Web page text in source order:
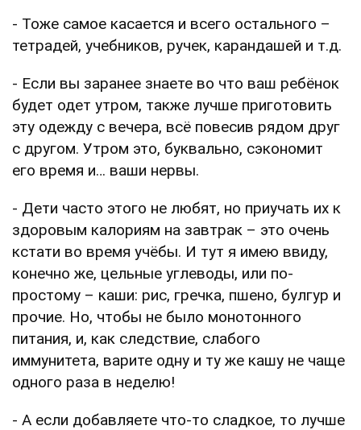
- Тоже самое касается и всего остального –
тетрадей, учебников, ручек, карандашей и т.д.
- Если вы заранее знаете во что ваш ребёнок
будет одет утром, также лучше приготовить
эту одежду с вечера, всё повесив рядом друг
с другом. Утром это, буквально, сэкономит
его время и… ваши нервы.
- Дети часто этого не любят, но приучать их к
здоровым калориям на завтрак – это очень
кстати во время учёбы. И тут я имею ввиду,
конечно же, цельные углеводы, или по-
простому – каши: рис, гречка, пшено, булгур и
прочие. Но, чтобы не было монотонного
питания, и, как следствие, слабого
иммунитета, варите одну и ту же кашу не чаще
одного раза в неделю!
- А если добавляете что-то сладкое, то лучше